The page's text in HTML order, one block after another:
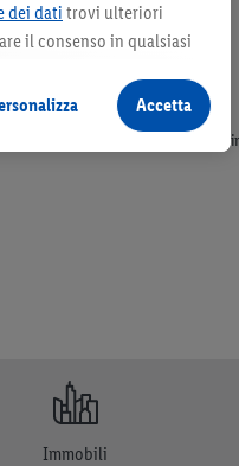
parte dell’assortimento. Ill.
Immobili
dei dati trovi ulteriori
il consenso in qualsiasi
Accetta